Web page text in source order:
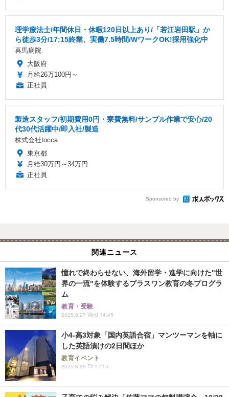
理学療法士/年間休日・休暇120日以上あり/「若江岩田駅」か
ら徒歩3分/17:15終業、実働7.5時間/WワークOK!採用強化中
喜馬病院
大阪府
月給26万100円～
正社員
製造スタッフ/初期費用0円・寮費無料/サンプル作業で安心/20
代30代活躍中/即入社/製造
株式会社tocca
東京都
月給30万円～34万円
正社員
Sponsored by
関連ニュース
憧れで終わらせない、海外留学・進学に向けた"世
界の一流"を体験するプラスワン教育の冬プログラ
ム
教育・受験
2025.8.27 Wed 14:45
小4-高3対象「国内英語合宿」マンツーマンを軸に
した英語漬けの2日間ほか
教育イベント
2025.8.29 Fri 17:15